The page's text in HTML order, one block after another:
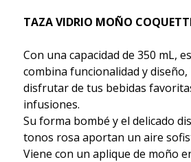
TAZA VIDRIO MOÑO
Con una capacidad de 350 mL,
combina funcionalidad y diseño,
disfrutar de tus bebidas
infusiones.
Su forma bombé y el delicado
tonos rosa aportan un aire
Viene con un aplique de moño